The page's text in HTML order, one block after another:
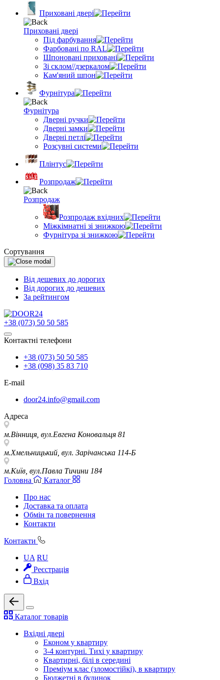
Приховані двері
Приховані двері
Під фарбування
Фарбовані по RAL
Шпоновані приховані
Зі склом//дзеркалом
Кам'яний шпон
Фурнітура
Фурнітура
Дверні ручки
Дверні замки
Дверні петлі
Розсувні системи
Плінтус
Розпродаж
Розпродаж
Розпродаж вхідних
Міжкімнатні зі знижкою
Фурнітура зі знижкою
Сортування
Від дешевих до дорогих
Від дорогих до дешевих
За рейтингом
+38 (073) 50 50 585
Контактні телефони
+38 (073) 50 50 585
+38 (098) 35 83 710
E-mail
door24.info@gmail.com
Адреса
м.Вінниця, вул.Евгена Коновальця 81
м.Хмельницький, вул. Зарічанська 114-Б
м.Київ, вул.Павла Тичини 184
Головна
Каталог
Про нас
Доставка та оплата
Обмін та повернення
Контакти
Контакти
UA RU
Реєстрація
Вхід
Каталог товарів
Вхідні двері
Економ у квартиру
3-4 контурні. Тихі у квартиру
Квартирні, білі в середині
Преміум клас (зломостійкі), в квартиру
Бюджетні в будинок